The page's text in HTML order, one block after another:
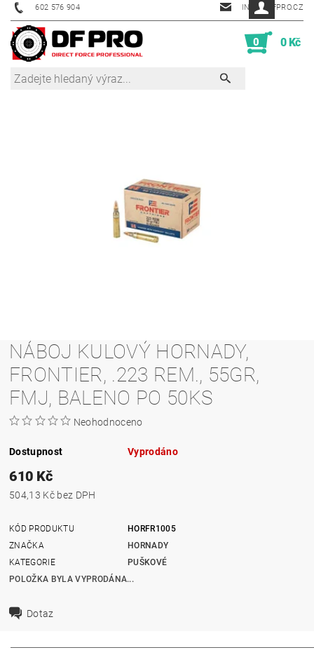
602 576 904 INFO@DFPRO.CZ
0 0 Kč
NÁBOJ KULOVÝ HORNADY,
FRONTIER, .223 REM., 55GR,
FMJ, BALENO PO 50KS
Neohodnoceno
Dostupnost Vyprodáno
610 Kč
504,13 Kč bez DPH
KÓD PRODUKTU
HORFR1005
ZNAČKA
HORNADY
KATEGORIE
PUŠKOVÉ
POLOŽKA BYLA VYPRODÁNA...
Dotaz